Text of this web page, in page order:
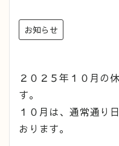
お知らせ
２０２５年１０月の
す。
１０月は、通常通り
おります。